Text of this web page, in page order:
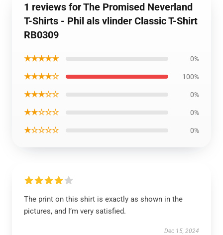
1 reviews for The Promised Neverland
T-Shirts - Phil als vlinder Classic T-Shirt
RB0309
★★★★★ 0%
★★★★☆ 100%
★★★☆☆ 0%
★★☆☆☆ 0%
★☆☆☆☆ 0%
The print on this shirt is exactly as shown in the
pictures, and I’m very satisfied.
Dec 15, 2024